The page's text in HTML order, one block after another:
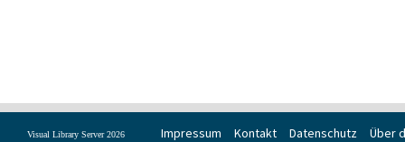
Impressum Kontakt Datenschutz Über
Visual Library Server 2026